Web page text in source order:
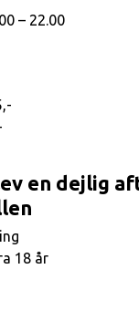
– 22.00
en dejlig
18 år